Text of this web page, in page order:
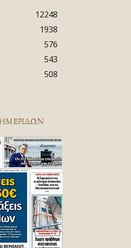
12248
1938
576
543
508